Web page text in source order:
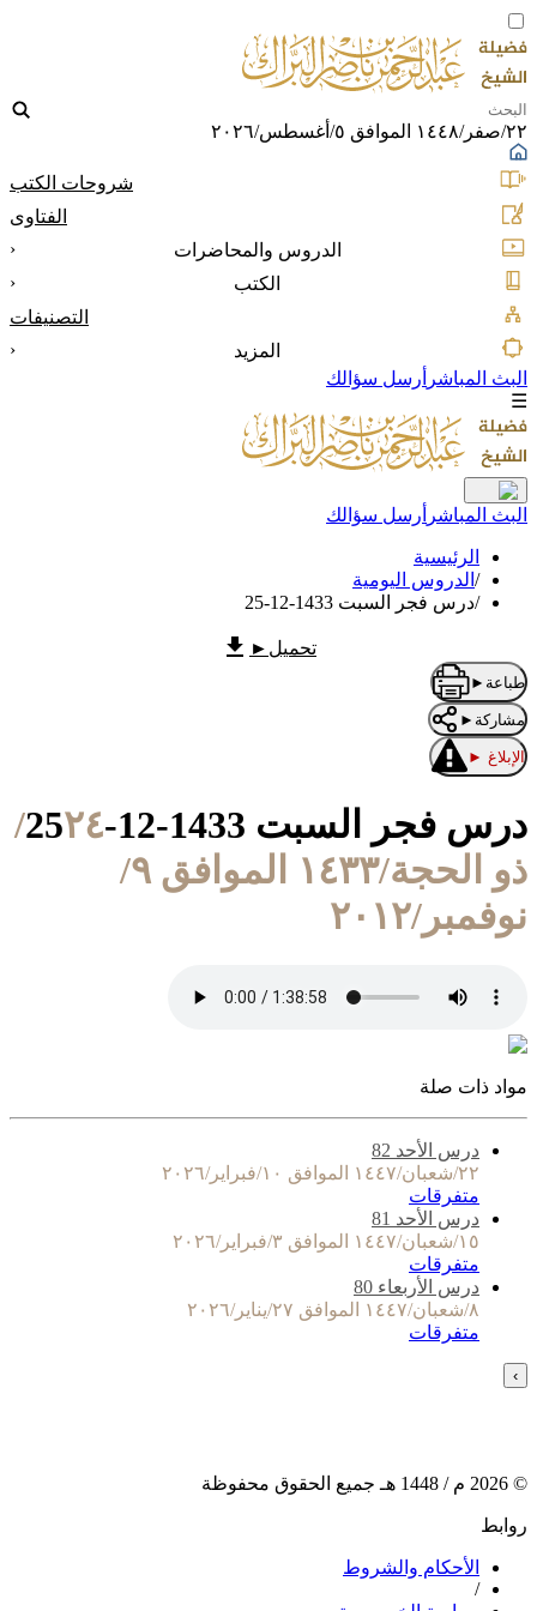
٢٢/صفر/١٤٤٨ الموافق ٥/أغسطس/٢٠٢٦
شروحات الكتب
الفتاوى
الدروس والمحاضرات
‹
الكتب
‹
التصنيفات
المزيد
‹
البث المباشر أرسل سؤالك
☰
البث المباشر أرسل سؤالك
الرئيسية
/ الدروس اليومية
/درس فجر السبت 1433-12-25
تحميل ►
طباعة ►
مشاركة ►
الإبلاغ ►
درس فجر السبت 1433-12-25
٢٤/
ذو الحجة/١٤٣٣ الموافق ٩/
نوفمبر/٢٠١٢
مواد ذات صلة
درس الأحد 82
٢٢/شعبان/١٤٤٧ الموافق ١٠/فبراير/٢٠٢٦
متفرقات
درس الأحد 81
١٥/شعبان/١٤٤٧ الموافق ٣/فبراير/٢٠٢٦
متفرقات
درس الأربعاء 80
٨/شعبان/١٤٤٧ الموافق ٢٧/يناير/٢٠٢٦
متفرقات
›
©
2026 م / 1448 هـ جميع الحقوق محفوظة
روابط
الأحكام والشروط
/